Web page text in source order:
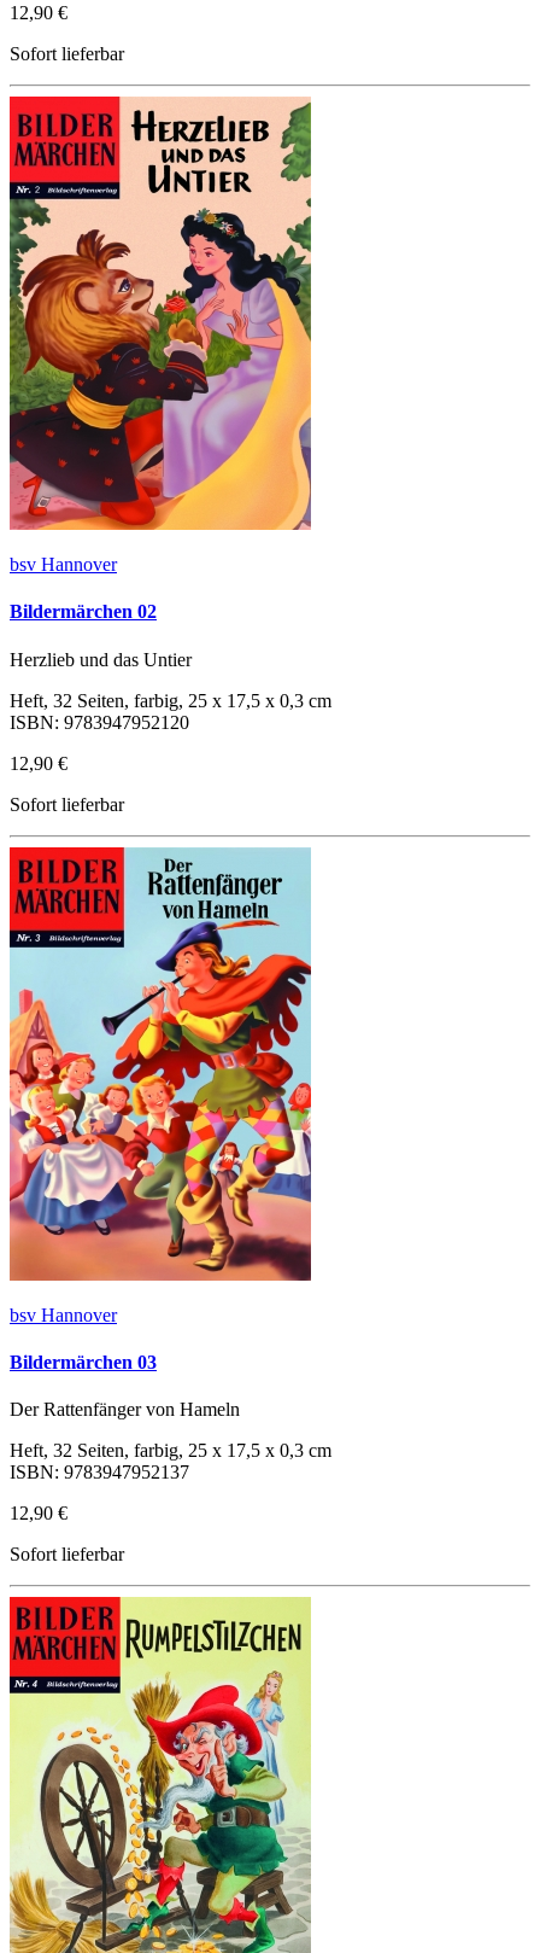
12,90 €
Sofort lieferbar
bsv Hannover
Bildermärchen 02
Herzlieb und das Untier
Heft, 32 Seiten, farbig, 25 x 17,5 x 0,3 cm
ISBN: 9783947952120
12,90 €
Sofort lieferbar
bsv Hannover
Bildermärchen 03
Der Rattenfänger von Hameln
Heft, 32 Seiten, farbig, 25 x 17,5 x 0,3 cm
ISBN: 9783947952137
12,90 €
Sofort lieferbar